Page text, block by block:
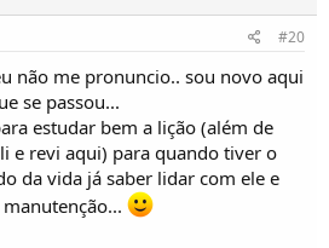
#20
não me pronuncio.. sou novo aqui
se passou...
estudar bem a lição (além de
e revi aqui) para quando tiver o
da vida já saber lidar com ele e